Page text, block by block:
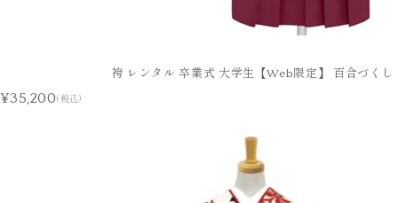
袴 レンタル 卒業式 大学生【Web限定】 百合づくし
¥35,200(税込)